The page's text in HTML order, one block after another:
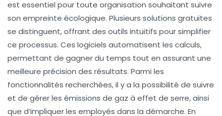
est essentiel pour toute organisation souhaitant suivre
son empreinte écologique. Plusieurs solutions gratuites
se distinguent, offrant des outils intuitifs pour simplifier
ce processus. Ces logiciels automatisent les calculs,
permettant de gagner du temps tout en assurant une
meilleure précision des résultats. Parmi les
fonctionnalités recherchées, il y a la possibilité de suivre
et de gérerles émissions de gaz à effet de serre, ainsi
que d’impliquer les employés dans la démarche. En